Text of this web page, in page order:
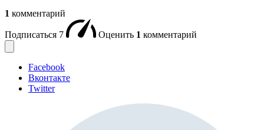
1 комментарий
Подписаться 7 Оценить 1 комментарий
Facebook
Вконтакте
Twitter